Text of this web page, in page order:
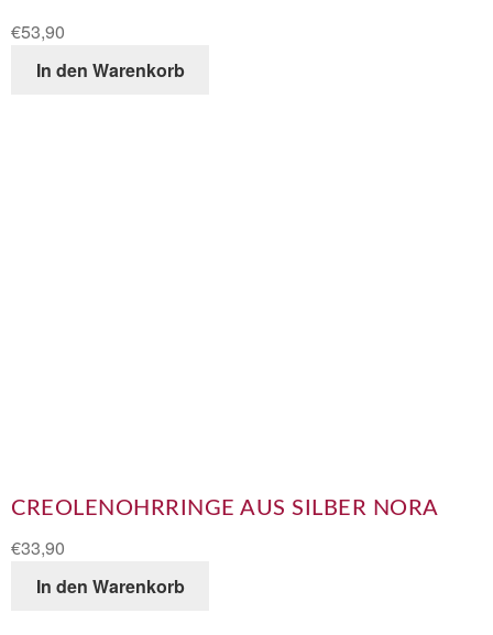
€53,90
In den Warenkorb
CREOLENOHRRINGE AUS SILBER NORA
€33,90
In den Warenkorb